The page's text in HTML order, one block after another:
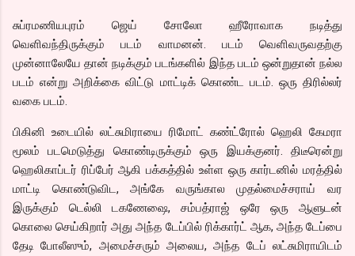
சுப்ரமணியபுரம் ஜெய் சோலோ ஹீரோவாக நடித்து
வெளிவந்திருக்கும் படம் வாமனன். படம் வெளிவருவதற்கு
முன்னாலேயே தான் நடிக்கும் படங்களில் இந்த படம் ஒன்றுதான் நல்ல
படம் என்று அறிக்கை விட்டு மாட்டிக் கொண்ட படம். ஒரு திரில்லர்
வகை படம்.
பிகினி உடையில் லட்சுமிராயை ரிமோட் கண்ட்ரோல் ஹெலி கேமரா
மூலம் படமெடுத்து கொண்டிருக்கும் ஒரு இயக்குனர். திடீரென்று
ஹெலிகாப்டர் ரிப்பேர் ஆகி பக்கத்தில் உள்ள ஒரு கார்டனில் மரத்தில்
மாட்டி கொண்டுவிட, அங்கே வருங்கால முதல்மைச்சராய் வர
இருக்கும் டெல்லி டகணேஷை, சம்பத்ராஜ் ஒரே ஒரு ஆளுடன்
கொலை செய்கிறார் அது அந்த டேப்பில் ரிக்கார்ட் ஆக, அந்த டேப்பை
தேடி போலீஸும், அமைச்சரும் அலைய, அந்த டேப் லட்சுமிராயிடம்